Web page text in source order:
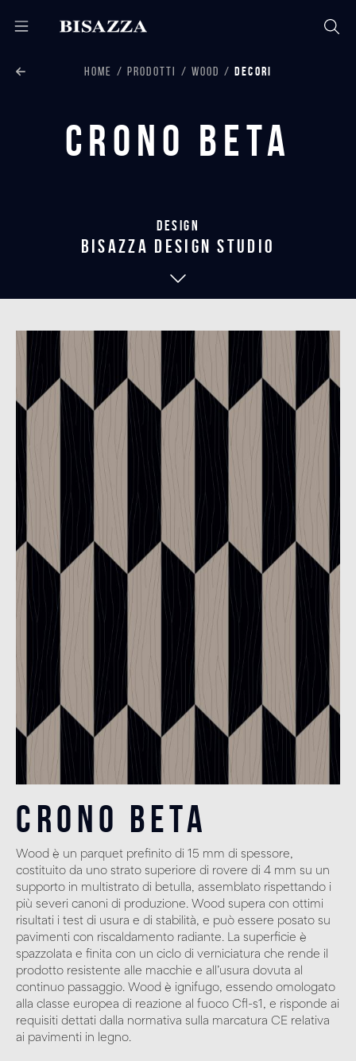
HOME PRODOTTI WOOD DECORI
Crono Beta
Design
bisazza design studio
Crono Beta
Wood è un parquet prefinito di 15 mm di spessore,
costituito da uno strato superiore di rovere di 4 mm su un
supporto in multistrato di betulla, assemblato rispettando i
più severi canoni di produzione. Wood supera con ottimi
risultati i test di usura e di stabilità, e può essere posato su
pavimenti con riscaldamento radiante. La superficie è
spazzolata e finita con un ciclo di verniciatura che rende il
prodotto resistente alle macchie e all’usura dovuta al
continuo passaggio. Wood è ignifugo, essendo omologato
alla classe europea di reazione al fuoco Cfl-s1, e risponde ai
requisiti dettati dalla normativa sulla marcatura CE relativa
ai pavimenti in legno.